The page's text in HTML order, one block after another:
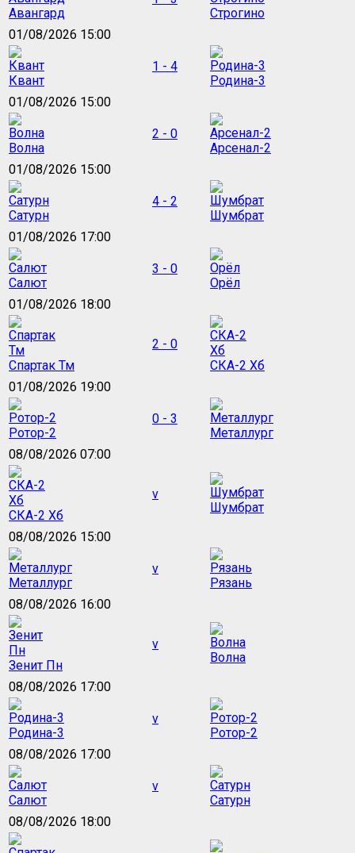
Авангард
Строгино
01/08/2026 15:00
Квант
1 - 4
Родина-3
01/08/2026 15:00
Волна
2 - 0
Арсенал-2
01/08/2026 15:00
Сатурн
4 - 2
Шумбрат
01/08/2026 17:00
Салют
3 - 0
Орёл
01/08/2026 18:00
Спартак Тм
2 - 0
СКА-2 Хб
01/08/2026 19:00
Ротор-2
0 - 3
Металлург
08/08/2026 07:00
СКА-2 Хб
v
Шумбрат
08/08/2026 15:00
Металлург
v
Рязань
08/08/2026 16:00
Зенит Пн
v
Волна
08/08/2026 17:00
Родина-3
v
Ротор-2
08/08/2026 17:00
Салют
v
Сатурн
08/08/2026 18:00